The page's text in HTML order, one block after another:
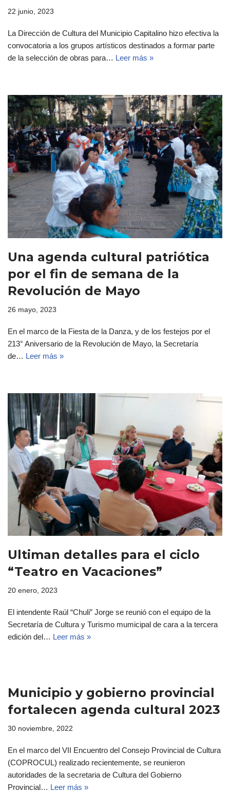
22 junio, 2023
La Dirección de Cultura del Municipio Capitalino hizo efectiva la
convocatoria a los grupos artísticos destinados a formar parte
de la selección de obras para… Leer más »
Una agenda cultural patriótica
por el fin de semana de la
Revolución de Mayo
26 mayo, 2023
En el marco de la Fiesta de la Danza, y de los festejos por el
213° Aniversario de la Revolución de Mayo, la Secretaría
de… Leer más »
Ultiman detalles para el ciclo
“Teatro en Vacaciones”
20 enero, 2023
El intendente Raúl “Chuli” Jorge se reunió con el equipo de la
Secretaría de Cultura y Turismo mumicipal de cara a la tercera
edición del… Leer más »
Municipio y gobierno provincial
fortalecen agenda cultural 2023
30 noviembre, 2022
En el marco del VII Encuentro del Consejo Provincial de Cultura
(COPROCUL) realizado recientemente, se reunieron
autoridades de la secretaria de Cultura del Gobierno
Provincial… Leer más »